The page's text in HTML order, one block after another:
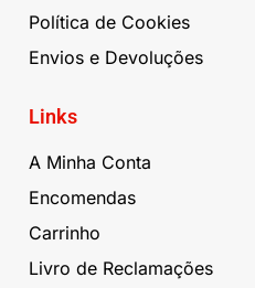
Política de Cookies
Envios e Devoluções
Links
A Minha Conta
Encomendas
Carrinho
Livro de Reclamações